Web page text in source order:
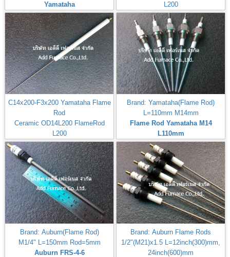
Yamataha
L200
Yamataha
C14x200-F3x200 Yamataha Flame
Rod
Ceramic OD14L200 FlameRod
L200
Yamataha
Brand: Yamataha(Flame Rod)
L=110mm M14mm
Flame Rod Yamataha M14
L110mm
Brand: Auburn(Flame Rod)
M1/4" L=150mm Rod=5mm
Auburn FRS-4-6
Brand: Auburn Flame Rods
1/2"(M21)x1.5 L=12inch(300)mm,
24inch(600)mm